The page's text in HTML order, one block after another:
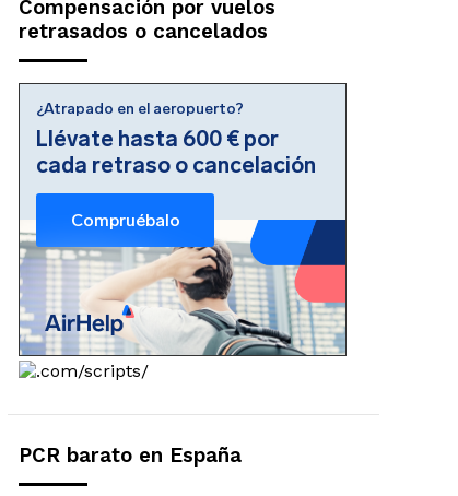
Compensación por vuelos
retrasados o cancelados
PCR barato en España